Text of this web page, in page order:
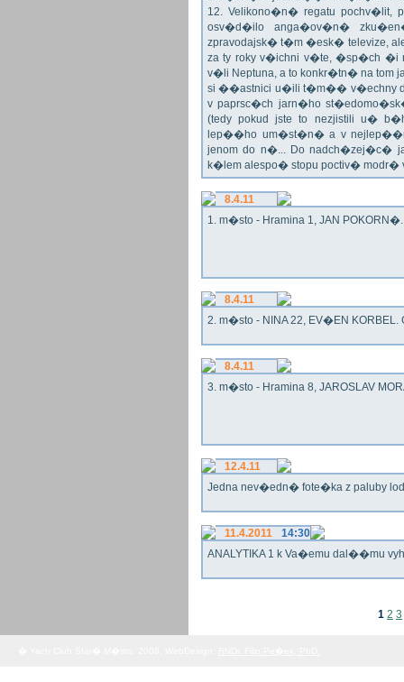
12. Velikono�n� regatu
osv�d�ilo anga�ov�n�
zpravodajsk� t�m �esk� televize,
za ty roky v�ichni v�te, �sp�ch
v�li Neptuna, a to konkr�tn� na tom
si ��astnici u�ili t�m�� v�echny
v paprsc�ch jarn�ho
(tedy pokud jste to nezjistili u�
lep��ho um�st�n� a v
jenom do n�... Do nadch�zej�c�
k�lem alespo� stopu poctiv�
8.4.11
1. m�sto - Hramina 1, JAN
8.4.11
2. m�sto - NINA 22, EV�EN KORBEL.
8.4.11
3. m�sto - Hramina 8, JAROSLAV
12.4.11
Jedna nev�edn� fote�ka z paluby
11.4.2011
14:30
ANALYTIKA 1 k Va�emu dal��mu
1 2 3